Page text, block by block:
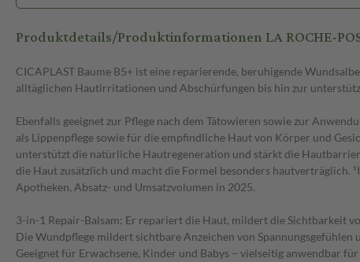
Produktdetails/Produktinformationen LA ROCHE-
CICAPLAST Baume B5+ ist eine reparierende, beruhigende
alltäglichen Hautirritationen und Abschürfungen bis hin zur
Ebenfalls geeignet zur Pflege nach dem Tätowieren sowie zur
als Lippenpflege sowie für die empfindliche Haut von Körper und
unterstützt die natürliche Hautregeneration und stärkt die
die Haut zusätzlich und macht die Formel besonders hautverträglich.
Apotheken, Absatz- und Umsatzvolumen in 2025.
3-in-1 Repair-Balsam: Er repariert die Haut, mildert die Sichtbarkeit
Die Wundpflege mildert sichtbare Anzeichen von
Geeignet für Erwachsene, Kinder und Babys – vielseitig anwendbar